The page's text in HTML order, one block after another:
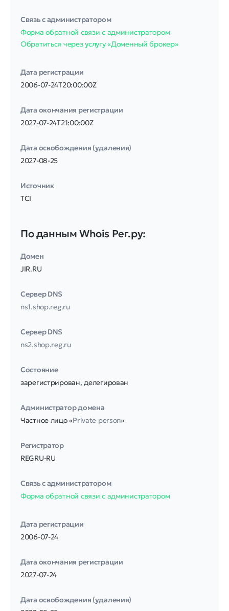
Связь с администратором
Форма обратной связи с администратором
Обратиться через услугу «Доменный брокер»
Дата регистрации
2006-07-24T20:00:00Z
Дата окончания регистрации
2027-07-24T21:00:00Z
Дата освобождения (удаления)
2027-08-25
Источник
TCI
По данным Whois Рег.ру:
Домен
JIR.RU
Сервер DNS
ns1.shop.reg.ru
Сервер DNS
ns2.shop.reg.ru
Соcтояние
зарегистрирован, делегирован
Администратор домена
Частное лицо «Private person»
Регистратор
REGRU-RU
Связь с администратором
Форма обратной связи с администратором
Дата регистрации
2006-07-24
Дата окончания регистрации
2027-07-24
Дата освобождения (удаления)